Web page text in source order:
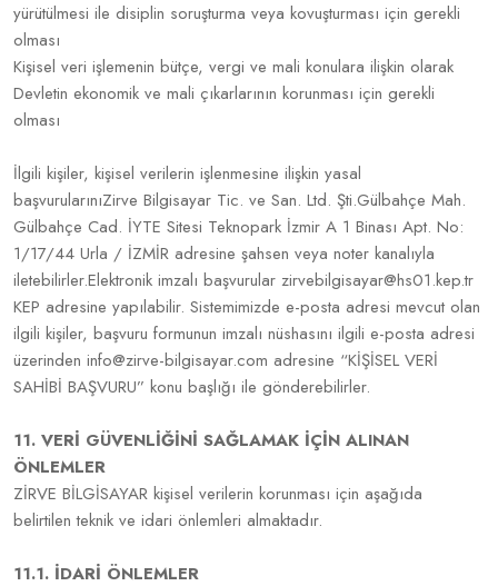
yürütülmesi ile disiplin soruşturma veya kovuşturması için gerekli
olması
Kişisel veri işlemenin bütçe, vergi ve mali konulara ilişkin olarak
Devletin ekonomik ve mali çıkarlarının korunması için gerekli
olması
İlgili kişiler, kişisel verilerin işlenmesine ilişkin yasal
başvurularınıZirve Bilgisayar Tic. ve San. Ltd. Şti.Gülbahçe Mah.
Gülbahçe Cad. İYTE Sitesi Teknopark İzmir A 1 Binası Apt. No:
1/17/44 Urla / İZMİR adresine şahsen veya noter kanalıyla
iletebilirler.Elektronik imzalı başvurular zirvebilgisayar@hs01.kep.tr
KEP adresine yapılabilir. Sistemimizde e-posta adresi mevcut olan
ilgili kişiler, başvuru formunun imzalı nüshasını ilgili e-posta adresi
üzerinden info@zirve-bilgisayar.com adresine “KİŞİSEL VERİ
SAHİBİ BAŞVURU” konu başlığı ile gönderebilirler.
11. VERİ GÜVENLİĞİNİ SAĞLAMAK İÇİN ALINAN
ÖNLEMLER
ZİRVE BİLGİSAYAR kişisel verilerin korunması için aşağıda
belirtilen teknik ve idari önlemleri almaktadır.
11.1. İDARİ ÖNLEMLER